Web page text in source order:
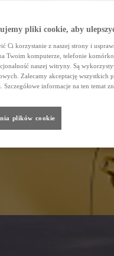
pliki cookie, aby
Ci korzystanie z naszej strony i
Twoim komputerze, telefonie
naszej witryny. Są
Zalecamy akceptację wszystkich
Szczegółowe informacje na ten temat
plików cookie